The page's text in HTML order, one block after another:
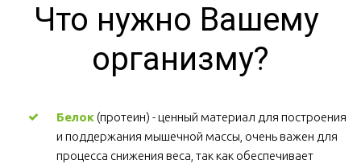
Что нужно Вашему
организму?
Белок (протеин) - ценный материал для построения
и поддержания мышечной массы, очень важен для
процесса снижения веса, так как обеспечивает